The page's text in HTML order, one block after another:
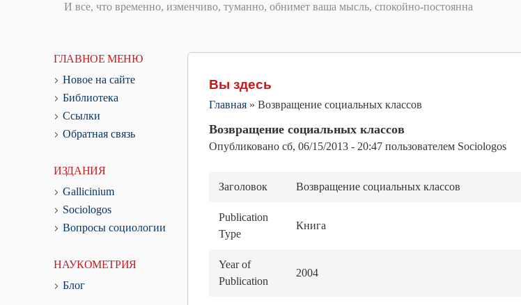
И все, что временно, изменчиво, туманно, обнимет ваша мысль, спокойно-постоянна
Вы здесь
Главная» Возвращение социальных классов
Возвращение социальных классов
Опубликовано сб, 06/15/2013 - 20:47пользователем Sociologos
Заголовок Возвращение социальных классов
Publication
Type
Книга
Year of
Publication
2004
ГЛАВНОЕ МЕНЮ
Новое на сайте
Библиотека
Ссылки
Обратная связь
ИЗДАНИЯ
Gallicinium
Sociologos
Вопросы социологии
НАУКОМЕТРИЯ
Блог